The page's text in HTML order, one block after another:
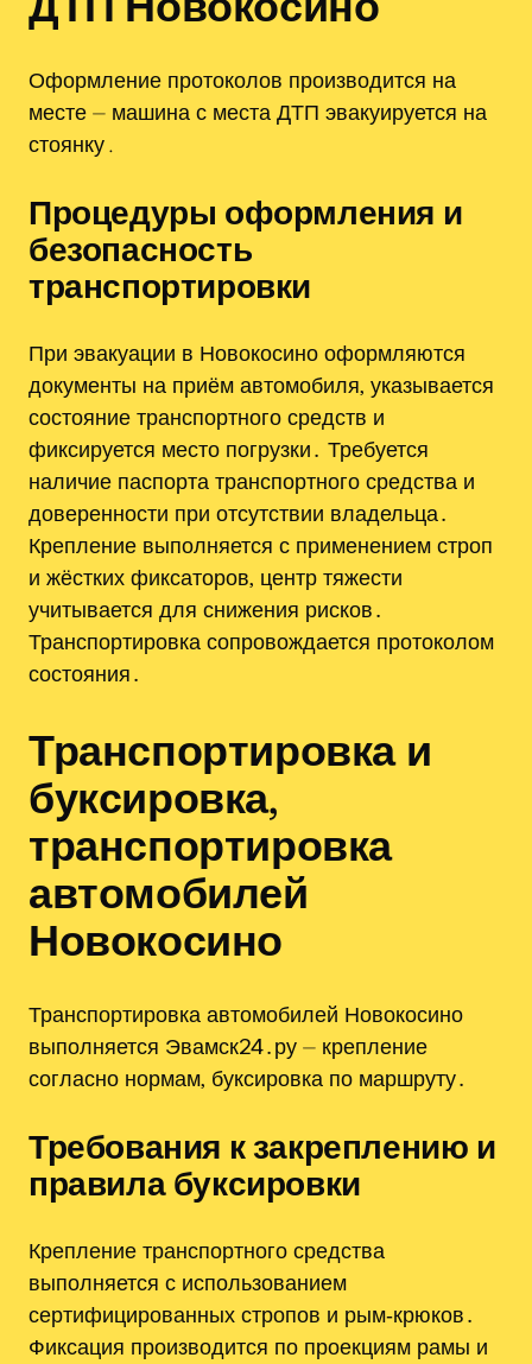
Оформление протоколов производится на
месте ⏤ машина с места ДТП эвакуируется на
стоянку․
Процедуры оформления и
безопасность
транспортировки
При эвакуации в Новокосино оформляются
документы на приём автомобиля‚ указывается
состояние транспортного средств и
фиксируется место погрузки․ Требуется
наличие паспорта транспортного средства и
доверенности при отсутствии владельца․
Крепление выполняется с применением строп
и жёстких фиксаторов‚ центр тяжести
учитывается для снижения рисков․
Транспортировка сопровождается протоколом
состояния․
Транспортировка и
буксировка,
транспортировка
автомобилей
Новокосино
Транспортировка автомобилей Новокосино
выполняется Эвамск24․ру ⏤ крепление
согласно нормам‚ буксировка по маршруту․
Требования к закреплению и
правила буксировки
Крепление транспортного средства
выполняется с использованием
сертифицированных стропов и рым‑крюков․
Фиксация производится по проекциям рамы и